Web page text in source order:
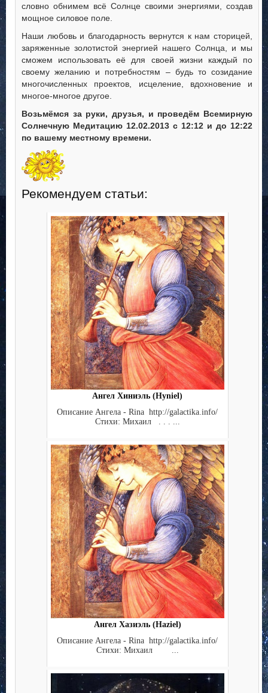
словно обнимем всё Солнце своими энергиями, создав
мощное силовое поле.
Наши любовь и благодарность вернутся к нам сторицей,
заряженные золотистой энергией нашего Солнца, и мы
сможем использовать её для своей жизни каждый по
своему желанию и потребностям – будь то созидание
многочисленных проектов, исцеление, вдохновение и
многое-многое другое.
Возьмёмся за руки, друзья, и проведём Всемирную
Солнечную Медитацию 12.02.2013 с 12:12 и до 12:22
по вашему местному времени.
Рекомендуем статьи:
Ангел Хиниэль (Hyniel)
Описание Ангела - Rina http://galactika.info/
Стихи: Михаил . . . ...
Ангел Хазиэль (Haziel)
Описание Ангела - Rina http://galactika.info/
Стихи: Михаил ...